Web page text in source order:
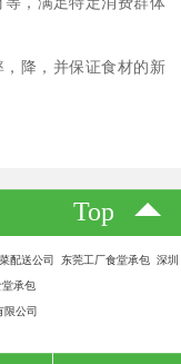
降，并保证食材的新
Top
配送公司 东莞工厂食堂承包 深圳
承包
限公司